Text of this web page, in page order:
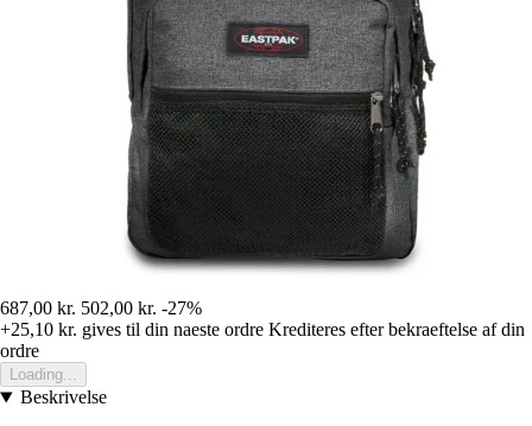
687,00 kr. 502,00 kr. -27%
+25,10 kr. gives til din naeste ordre Krediteres efter bekraeftelse af din
ordre
Loading...
Beskrivelse